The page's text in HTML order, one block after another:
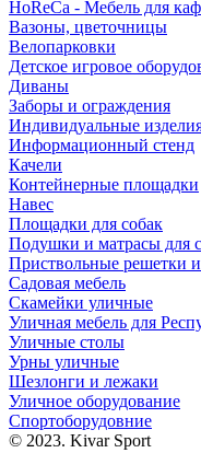
HoReCa - Мебель для
Вазоны, цветочницы
Велопарковки
Детское игровое
Диваны
Заборы и ограждения
Индивидуальные
Информационный стенд
Качели
Контейнерные площадки
Навес
Площадки для собак
Подушки и матрасы для
Приствольные решетки
Садовая мебель
Скамейки уличные
Уличная мебель для
Уличные столы
Урны уличные
Шезлонги и лежаки
Уличное оборудование
Спортоборудовние
© 2023. Kivar Sport